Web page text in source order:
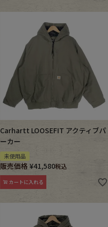
Carhartt LOOSEFIT アクティブパ
ーカー
未使用品
販売価格 ¥41,580税込
カートに入れる